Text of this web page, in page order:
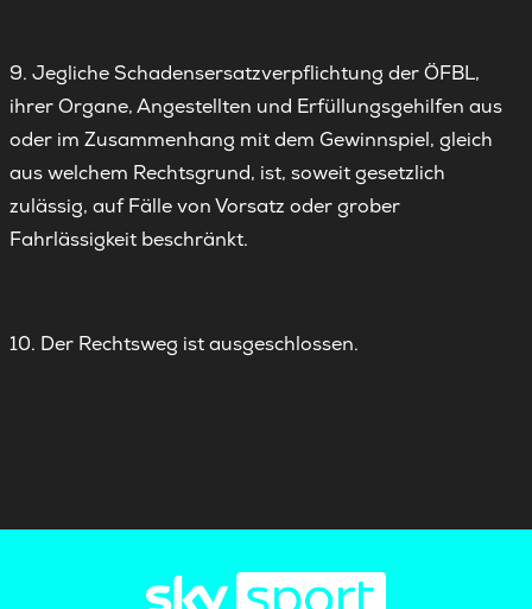
9. Jegliche Schadensersatzverpflichtung der ÖFBL,
ihrer Organe, Angestellten und Erfüllungsgehilfen aus
oder im Zusammenhang mit dem Gewinnspiel, gleich
aus welchem Rechtsgrund, ist, soweit gesetzlich
zulässig, auf Fälle von Vorsatz oder grober
Fahrlässigkeit beschränkt.
10. Der Rechtsweg ist ausgeschlossen.